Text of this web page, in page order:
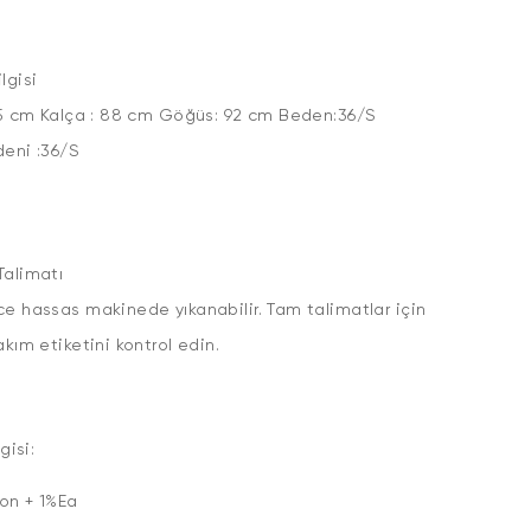
cm Kalça : 88 cm Göğüs: 92 cm Beden:36/S
Bedeni :36/S
hassas makinede yıkanabilir. Tam talimatlar için
etiketini kontrol edin.
+ 1%Ea